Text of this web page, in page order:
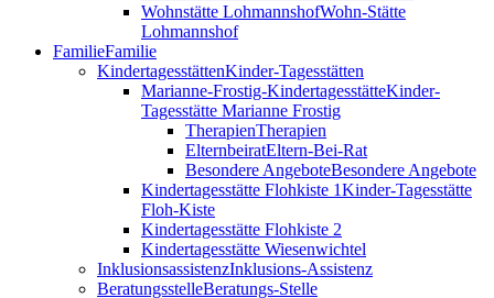
Wohnstätte LohmannshofWohn-Stätte
Lohmannshof
FamilieFamilie
Kinder­tages­stättenKinder-Tages­stätten
Marianne-Frostig-KindertagesstätteKinder-
Tagesstätte Marianne Frostig
TherapienTherapien
ElternbeiratEltern-Bei-Rat
Besondere AngeboteBesondere Angebote
Kindertagesstätte Flohkiste 1Kinder-Tagesstätte
Floh-Kiste
Kindertagesstätte Flohkiste 2
Kindertagesstätte Wiesenwichtel
InklusionsassistenzInklusions-Assistenz
BeratungsstelleBeratungs-Stelle